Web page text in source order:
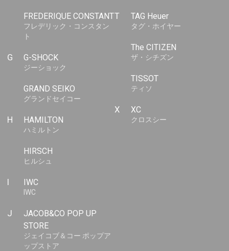
FREDERIQUE CONSTANT
フレデリック・コンスタン
ト
G G-SHOCK
ジーショック
GRAND SEIKO
グランドセイコー
H HAMILTON
ハミルトン
HIRSCH
ヒルシュ
IWC
IWC
J
JACOB&CO POP UP
STORE
ジェイコブ＆コー ポップア
ップストア
T TAG Heuer
タグ・ホイヤー
The CITIZEN
ザ・シチズン
TISSOT
ティソ
X XC
クロスシー